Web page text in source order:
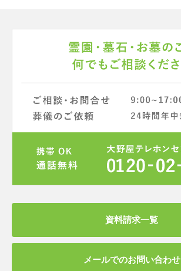
資料請求一覧
メールでのお問い合わせ